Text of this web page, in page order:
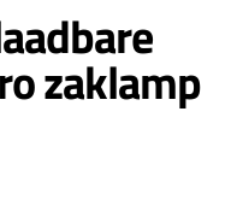
zaklamp